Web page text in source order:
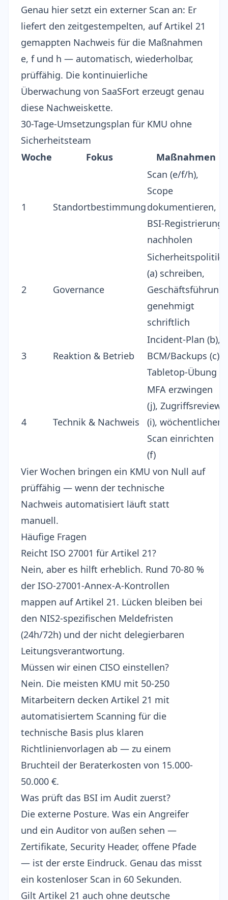
Genau hier setzt ein externer Scan an: Er
liefert den zeitgestempelten, auf Artikel 21
gemappten Nachweis für die Maßnahmen
e, f und h — automatisch, wiederholbar,
prüffähig. Die kontinuierliche
Überwachung von SaaSFort erzeugt genau
diese Nachweiskette.
30-Tage-Umsetzungsplan für KMU ohne
Sicherheitsteam
Woche
Fokus Maßnahmen
1 Standortbestimmung
Scan (e/f/h),
Scope
dokumentieren,
BSI-Registrierung
nachholen
2 Governance
Sicherheitspolitik
(a) schreiben,
Geschäftsführung
genehmigt
schriftlich
3 Reaktion & Betrieb
Incident-Plan (b),
BCM/Backups (c),
Tabletop-Übung
4 Technik & Nachweis
MFA erzwingen
(j), Zugriffsreview
(i), wöchentlichen
Scan einrichten
(f)
Vier Wochen bringen ein KMU von Null auf
prüffähig — wenn der technische
Nachweis automatisiert läuft statt
manuell.
Häufige Fragen
Reicht ISO 27001 für Artikel 21?
Nein, aber es hilft erheblich. Rund 70-80 %
der ISO-27001-Annex-A-Kontrollen
mappen auf Artikel 21. Lücken bleiben bei
den NIS2-spezifischen Meldefristen
(24h/72h) und der nicht delegierbaren
Leitungsverantwortung.
Müssen wir einen CISO einstellen?
Nein. Die meisten KMU mit 50-250
Mitarbeitern decken Artikel 21 mit
automatisiertem Scanning für die
technische Basis plus klaren
Richtlinienvorlagen ab — zu einem
Bruchteil der Beraterkosten von 15.000-
50.000 €.
Was prüft das BSI im Audit zuerst?
Die externe Posture. Was ein Angreifer
und ein Auditor von außen sehen —
Zertifikate, Security Header, offene Pfade
— ist der erste Eindruck. Genau das misst
ein kostenloser Scan in 60 Sekunden.
Gilt Artikel 21 auch ohne deutsche